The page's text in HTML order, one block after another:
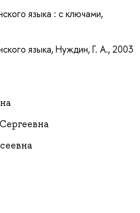
языка : с ключами,
языка, Нуждин, Г. А., 2003